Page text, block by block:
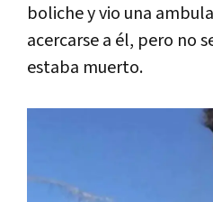
boliche y vio una
acercarse a él, pero no
estaba muerto.